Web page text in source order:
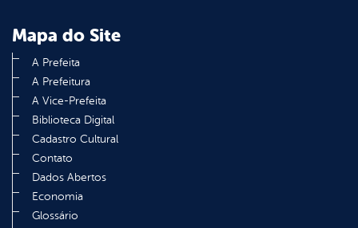
Mapa do Site
A Prefeita
A Prefeitura
A Vice-Prefeita
Biblioteca Digital
Cadastro Cultural
Contato
Dados Abertos
Economia
Glossário